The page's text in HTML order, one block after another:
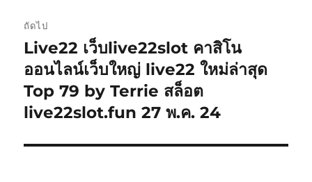
ถัดไป
เรื่อง
ต่อ
ไป:
Live22 เว็บlive22slot คาสิโน
ออนไลน์เว็บใหญ่ live22 ใหม่ล่าสุด
Top 79 by Terrie สล็อต
live22slot.fun 27 พ.ค. 24